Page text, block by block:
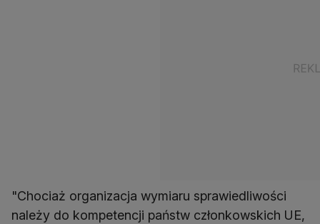
"Chociaż organizacja wymiaru sprawiedliwości
należy do kompetencji państw członkowskich UE,